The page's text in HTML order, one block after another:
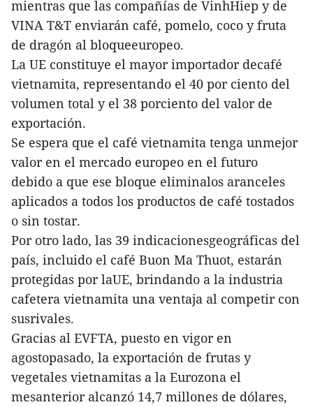
mientras que las compañías de VinhHiep y de
VINA T&T enviarán café, pomelo, coco y fruta
de dragón al bloqueeuropeo.
La UE constituye el mayor importador decafé
vietnamita, representando el 40 por ciento del
volumen total y el 38 porciento del valor de
exportación.
Se espera que el café vietnamita tenga unmejor
valor en el mercado europeo en el futuro
debido a que ese bloque eliminalos aranceles
aplicados a todos los productos de café tostados
o sin tostar.
Por otro lado, las 39 indicacionesgeográficas del
país, incluido el café Buon Ma Thuot, estarán
protegidas por laUE, brindando a la industria
cafetera vietnamita una ventaja al competir con
susrivales.
Gracias al EVFTA, puesto en vigor en
agostopasado, la exportación de frutas y
vegetales vietnamitas a la Eurozona el
mesanterior alcanzó 14,7 millones de dólares,